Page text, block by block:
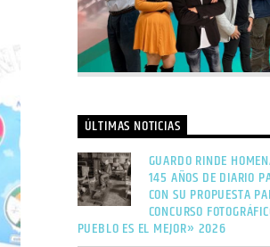
ÚLTIMAS NOTICIAS
GUARDO RINDE
145 AÑOS DE DIARIO
CON SU PROPUESTA
CONCURSO
PUEBLO ES EL MEJOR» 2026